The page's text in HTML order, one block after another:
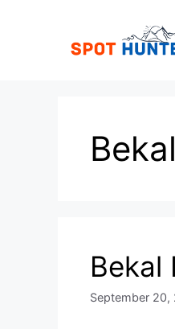
Bekal
September 20,